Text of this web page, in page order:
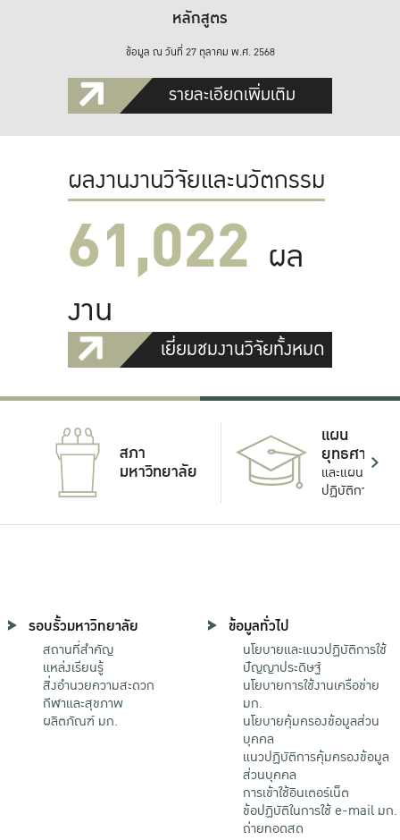
หลักสูตร
ข้อมูล ณ วันที่ 27 ตุลาคม พ.ศ. 2568
รายละเอียดเพิ่มเติม
ผลงานงานวิจัยและนวัตกรรม
61,022 ผล
งาน
เยี่ยมชมงานวิจัยทั้งหมด
สภา
มหาวิทยาลัย
แผน
ยุทธศาสตร์
และแผน
ปฏิบัติการ
รอบรั้วมหาวิทยาลัย
สถานที่สำคัญ
แหล่งเรียนรู้
สิ่งอำนวยความสะดวก
กีฬาและสุขภาพ
ผลิตภัณฑ์ มก.
ข้อมูลทั่วไป
นโยบายและแนวปฏิบัติการใช้
ปัญญาประดิษฐ์
นโยบายการใช้งานเครือข่าย
มก.
นโยบายคุ้มครองข้อมูลส่วน
บุคคล
แนวปฏิบัติการคุ้มครองข้อมูล
ส่วนบุคคล
การเข้าใช้อินเตอร์เน็ต
ข้อปฏิบัติในการใช้ e-mail มก.
ถ่ายทอดสด